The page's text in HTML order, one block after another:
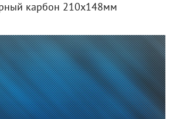
карбон 210x148мм